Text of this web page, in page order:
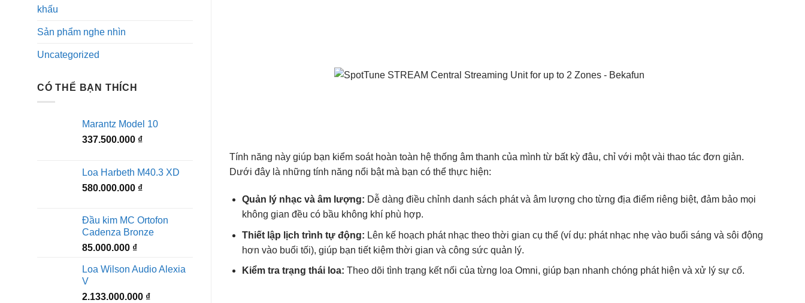
khấu
Sản phẩm nghe nhìn
Uncategorized
CÓ THỂ BẠN THÍCH
Marantz Model 10
337.500.000 ₫
Loa Harbeth M40.3 XD
580.000.000 ₫
Đầu kim MC Ortofon
Cadenza Bronze
85.000.000 ₫
Loa Wilson Audio Alexia
V
2.133.000.000 ₫
Tính năng này giúp bạn kiểm soát hoàn toàn hệ thống âm thanh của mình từ bất kỳ đâu, chỉ với một vài thao tác đơn giản.
Dưới đây là những tính năng nổi bật mà bạn có thể thực hiện:
Quản lý nhạc và âm lượng: Dễ dàng điều chỉnh danh sách phát và âm lượng cho từng địa điểm riêng biệt, đảm bảo mọi
không gian đều có bầu không khí phù hợp.
Thiết lập lịch trình tự động: Lên kế hoạch phát nhạc theo thời gian cụ thể (ví dụ: phát nhạc nhẹ vào buổi sáng và sôi động
hơn vào buổi tối), giúp bạn tiết kiệm thời gian và công sức quản lý.
Kiểm tra trạng thái loa: Theo dõi tình trạng kết nối của từng loa Omni, giúp bạn nhanh chóng phát hiện và xử lý sự cố.